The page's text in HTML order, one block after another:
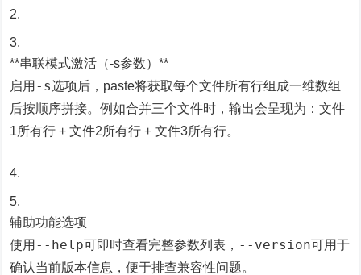
**串联模式激活（-s参数）**
启用 -s选项后，paste将获取每个文件所有行组成一维数组
后按顺序拼接。例如合并三个文件时，输出会呈现为：文件
1所有行 + 文件2所有行 + 文件3所有行。
辅助功能选项
使用 --help可即时查看完整参数列表， --version可用于
确认当前版本信息，便于排查兼容性问题。